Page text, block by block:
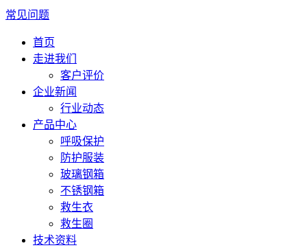
常见问题
首页
走进我们
客户评价
企业新闻
行业动态
产品中心
呼吸保护
防护服装
玻璃钢箱
不锈钢箱
救生衣
救生圈
技术资料